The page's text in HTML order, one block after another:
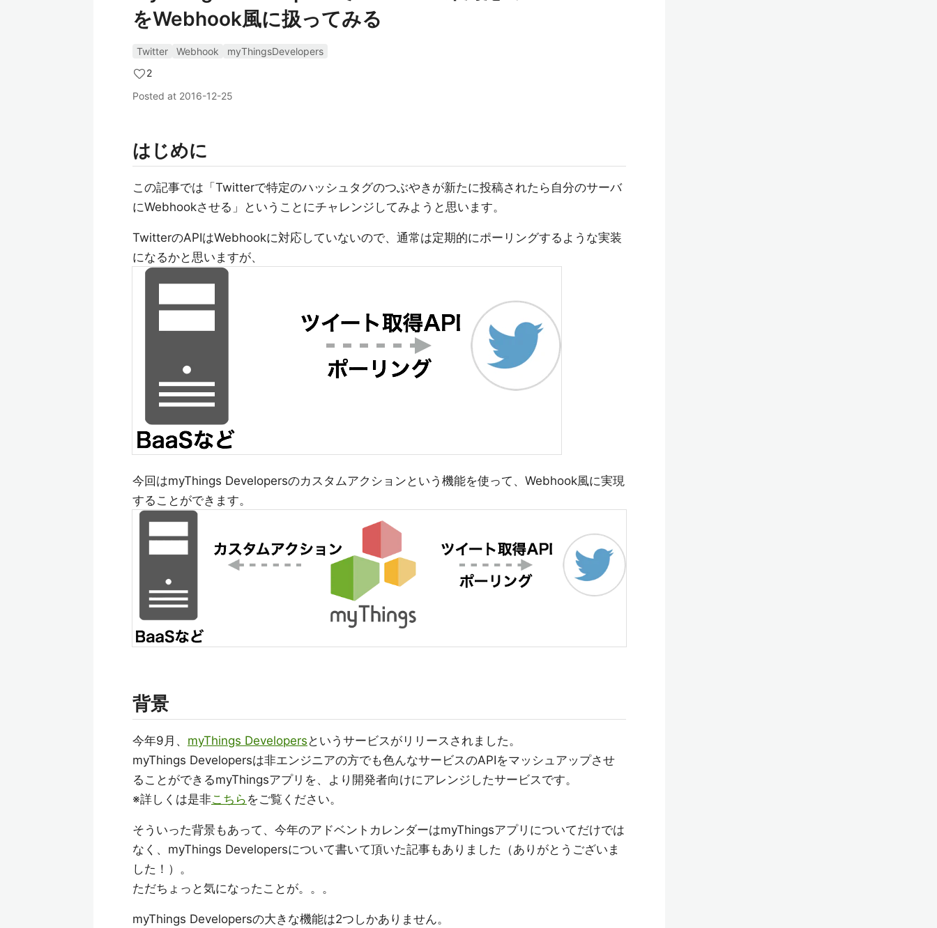
をWebhook風に扱ってみる
Twitter Webhook
myThingsDevelopers
2
Posted at 2016-12-25
はじめに
この記事では「Twitterで特定のハッシュタグのつぶやきが新たに投稿されたら自分のサーバ
にWebhookさせる」ということにチャレンジしてみようと思います。
TwitterのAPIはWebhookに対応していないので、通常は定期的にポーリングするような実装
になるかと思いますが、
今回はmyThings Developersのカスタムアクションという機能を使って、Webhook風に実現
することができます。
背景
今年9月、 myThings Developers というサービスがリリースされました。
myThings Developersは非エンジニアの方でも色んなサービスのAPIをマッシュアップさせ
ることができるmyThingsアプリを、より開発者向けにアレンジしたサービスです。
※詳しくは是非こちら をご覧ください。
そういった背景もあって、今年のアドベントカレンダーはmyThingsアプリについてだけでは
なく、myThings Developersについて書いて頂いた記事もありました（ありがとうございま
した！）。
ただちょっと気になったことが。。。
myThings Developersの大きな機能は2つしかありません。